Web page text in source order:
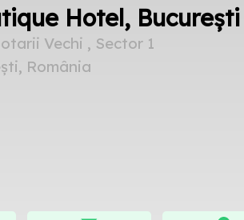
Hotel, București
Vechi , Sector 1
România